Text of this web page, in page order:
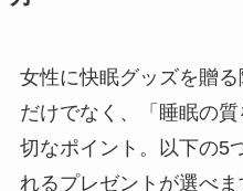
女性に快眠グッズを贈
だけでなく、「睡眠の
切なポイント。以下の5
れるプレゼントが選べま